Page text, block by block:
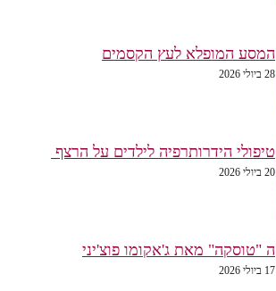
המסע המופלא לעץ הקסמים
28 ביולי 2026
טיפולי הידרותרפיה לילדים על הרצף
20 ביולי 2026
ה "טוסקה" מאת ג'אקומו פוצ'יני
17 ביולי 2026